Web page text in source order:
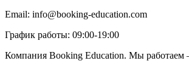
Email: info@booking-education.com
График работы: 09:00-19:00
Компания Booking Education. Мы работаем